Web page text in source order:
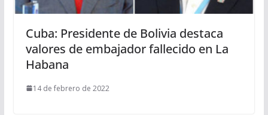
Cuba: Presidente de Bolivia destaca
valores de embajador fallecido en La
Habana
14 de febrero de 2022